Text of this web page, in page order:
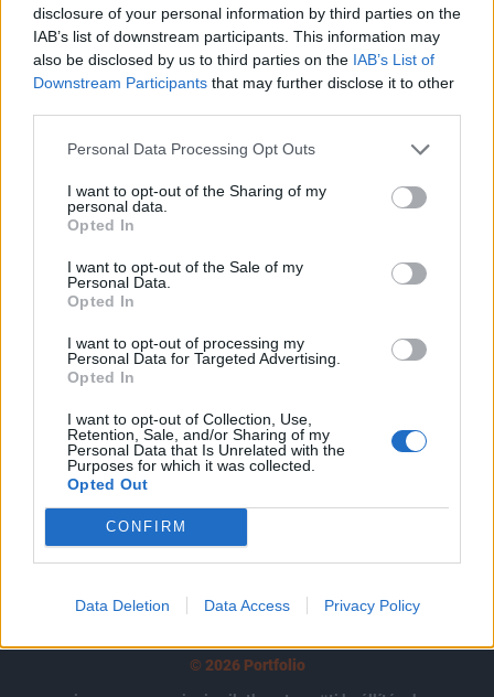
disclosure of your personal information by third parties on the
IAB’s list of downstream participants. This information may
also be disclosed by us to third parties on the IAB’s List of
Downstream Participants that may further disclose it to other
Personal Data Processing Opt Outs
I want to opt-out of the Sharing of my
personal data.
Opted In
I want to opt-out of the Sale of my
Personal Data.
Opted In
I want to opt-out of processing my
Personal Data for Targeted Advertising.
Opted In
I want to opt-out of Collection, Use,
Retention, Sale, and/or Sharing of my
Personal Data that Is Unrelated with the
Purposes for which it was collected.
Opted Out
CONFIRM
Data Deletion Data Access Privacy Policy
korlátozás, a rendelet hamarosan megjelenik - mondta a
miniszterelnök. A magyar megoldás a bajor megoldásból
indul ki, de kicsit ennél szigorúbb....
KEDVES OLVASÓNK!
tartozik, melynek olvasása előfizetéses
regisztrációhoz kötött.
Az előfizetés a következőket tartalmazza:
Portfolio.hu teljes cikkarchívum
kötéslistái
Előfizetés
MÁR ELŐFIZETŐNK VAGY?
© 2026 Portfolio